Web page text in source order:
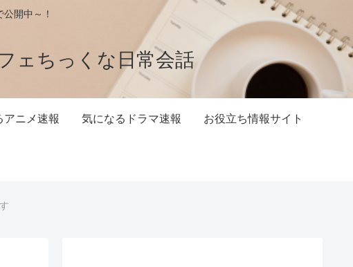
開中～！
ェちっくな日常会話
アニメ速報 気になるドラマ速報 お役立ち情報サイト